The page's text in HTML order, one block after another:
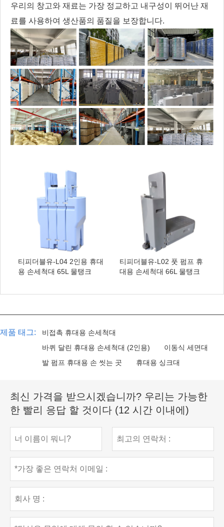
우리의 창고와 재료는 가장 정교하고 내구성이 뛰어난 재
료를 사용하여 생산품의 품질을 보장합니다.
티피더블유-L04 2인용 휴대
용 손세척대 65L 물탱크
티피더블유-L02 풋 펌프 휴
대용 손세척대 66L 물탱크
제품 태그:
비접촉 휴대용 손세척대
바퀴 달린 휴대용 손세척대 (2인용)
이동식 세면대
발 펌프 휴대용 손 씻는 곳
휴대용 싱크대
최신 가격을 받으시겠습니까? 우리는 가능한
한 빨리 응답 할 것이다 (12 시간 이내에)